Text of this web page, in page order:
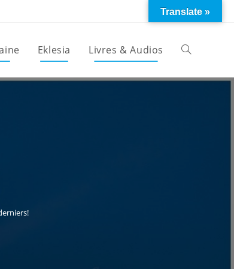
Eklesia Livres & Audios Toggle
Translate »